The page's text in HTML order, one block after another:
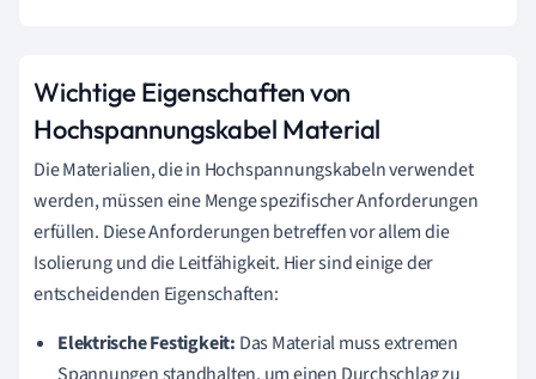
Wichtige Eigenschaften von
Hochspannungskabel Material
Die Materialien, die in Hochspannungskabeln verwendet
werden, müssen eine Menge spezifischer Anforderungen
erfüllen. Diese Anforderungen betreffen vor allem die
Isolierung und die Leitfähigkeit. Hier sind einige der
entscheidenden Eigenschaften:
Elektrische Festigkeit: Das Material muss extremen
Spannungen standhalten, um einen Durchschlag zu